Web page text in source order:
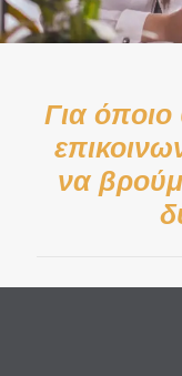
Για όποιο
να